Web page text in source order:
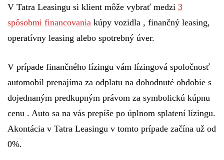
V Tatra Leasingu si klient môže vybrať medzi 3
spôsobmi financovania kúpy vozidla , finančný leasing,
operatívny leasing alebo spotrebný úver.
V prípade finančného lízingu vám lízingová spoločnosť
automobil prenajíma za odplatu na dohodnuté obdobie s
dojednaným predkupným právom za symbolickú kúpnu
cenu . Auto sa na vás prepíše po úplnom splatení lízingu.
Akontácia v Tatra Leasingu v tomto prípade začína už od
0%.